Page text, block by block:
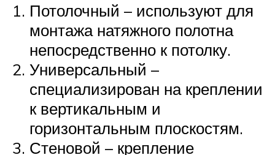
Потолочный – используют для
монтажа натяжного полотна
непосредственно к потолку.
Универсальный –
специализирован на креплении
к вертикальным и
горизонтальным плоскостям.
Стеновой – крепление